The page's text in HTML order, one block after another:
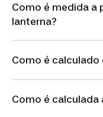
Como é medida a
lanterna?
Como é calculado
Como é calculada